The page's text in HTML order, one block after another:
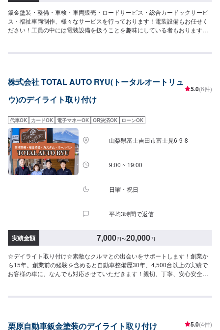
鈑金塗装・整備・車検・車両販売・ロードサービス・総合カードックサービ
ス・福祉車両制作、様々なサービスを行っております！電装設備もお任せく
ださい！工員の中には電装設備を扱うことを趣味にしている者もおります！
オファーにてお問い合わせ【2】お見積り【3】お見積りにご納得いただけれ
承ください。【定休日・営業時間】定休日：日曜日、祝日営業時間：平日
株式会社 TOTAL AUTO RYU(トータルオートリュ
ウ)のデイライト取り付け
5.0(6件)
代車OK カードOK 電子マネーOK QR決済OK ローンOK
山梨県富士吉田市富士見6-9-8
9:00 ~ 19:00
日曜・祝日
平均3時間で返信
実績金額 7,000円〜20,000円
☆デイライト取り付け☆素敵なクルマとの出会いをサポートします！創業か
ら15年。創業前の経験を含めると自動車整備歴30年、4,500台以上の実績で
お客様の車に、なんでも対応させていただきます！親切、丁寧、安心安全の
ただければ作業開始【4】仕上がり次第納車☆持ち込みパーツへの交換も可能
無料です。修理時は代車をご利用ください。燃料代はお客様のご負担となり
栗原自動車鈑金塗装のデイライト取り付け 5.0(4件)